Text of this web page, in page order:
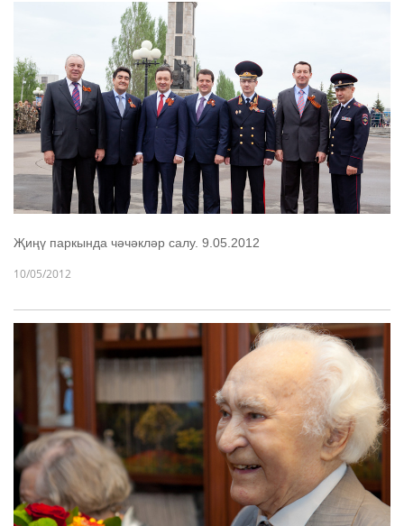
Җиңү паркында чәчәкләр салу. 9.05.2012
10/05/2012